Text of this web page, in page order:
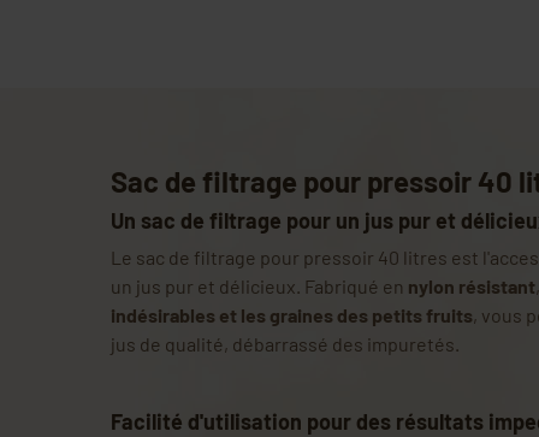
Sac de filtrage pour pressoir 40
Un sac de filtrage pour un jus pur et
Le sac de filtrage pour pressoir 40 litres est
un jus pur et délicieux. Fabriqué en nylon résistant
indésirables et les graines des petits fruits, vous
jus de qualité, débarrassé des impuretés.
Facilité d'utilisation pour des résultats